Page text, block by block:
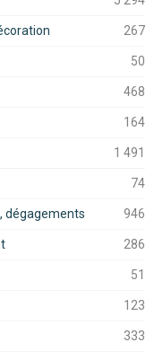
267
50
468
164
1 491
74
dégagements 946
286
51
123
333